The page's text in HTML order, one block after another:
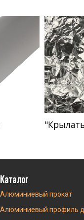
Каталог
Алюминиевый прокат
Алюминиевый профиль